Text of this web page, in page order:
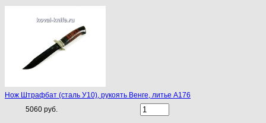
Нож Штрафбат (сталь У10), рукоять Венге, литье A176
5060 руб.